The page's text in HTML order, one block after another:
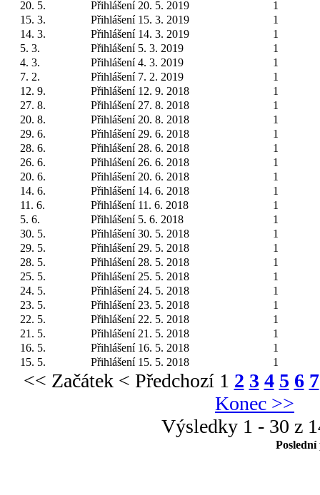
20. 5.
Přihlášení 20. 5. 2019
1
15. 3.
Přihlášení 15. 3. 2019
1
14. 3.
Přihlášení 14. 3. 2019
1
5. 3.
Přihlášení 5. 3. 2019
1
4. 3.
Přihlášení 4. 3. 2019
1
7. 2.
Přihlášení 7. 2. 2019
1
12. 9.
Přihlášení 12. 9. 2018
1
27. 8.
Přihlášení 27. 8. 2018
1
20. 8.
Přihlášení 20. 8. 2018
1
29. 6.
Přihlášení 29. 6. 2018
1
28. 6.
Přihlášení 28. 6. 2018
1
26. 6.
Přihlášení 26. 6. 2018
1
20. 6.
Přihlášení 20. 6. 2018
1
14. 6.
Přihlášení 14. 6. 2018
1
11. 6.
Přihlášení 11. 6. 2018
1
5. 6.
Přihlášení 5. 6. 2018
1
30. 5.
Přihlášení 30. 5. 2018
1
29. 5.
Přihlášení 29. 5. 2018
1
28. 5.
Přihlášení 28. 5. 2018
1
25. 5.
Přihlášení 25. 5. 2018
1
24. 5.
Přihlášení 24. 5. 2018
1
23. 5.
Přihlášení 23. 5. 2018
1
22. 5.
Přihlášení 22. 5. 2018
1
21. 5.
Přihlášení 21. 5. 2018
1
16. 5.
Přihlášení 16. 5. 2018
1
15. 5.
Přihlášení 15. 5. 2018 1
<< Začátek < Předchozí 1 2 3 4 5 6 7
Konec >>
Výsledky 1 - 30 z